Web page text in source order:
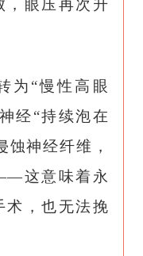
，眼压再次升
为“慢性高眼
经“持续泡在
蚀神经纤维，
这意味着永
术，也无法挽